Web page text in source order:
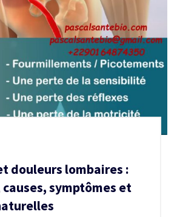
douleurs lombaires :
symptômes et